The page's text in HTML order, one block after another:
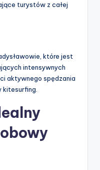
turystów z całej
które jest
intensywnych
aktywnego spędzania
kitesurfing.